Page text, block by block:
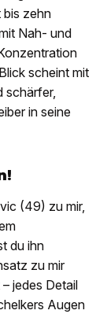
bis zehn
Nah- und
scheint mit
schärfer,
in seine
(49) zu mir,
du ihn
zu mir
jedes Detail
Augen